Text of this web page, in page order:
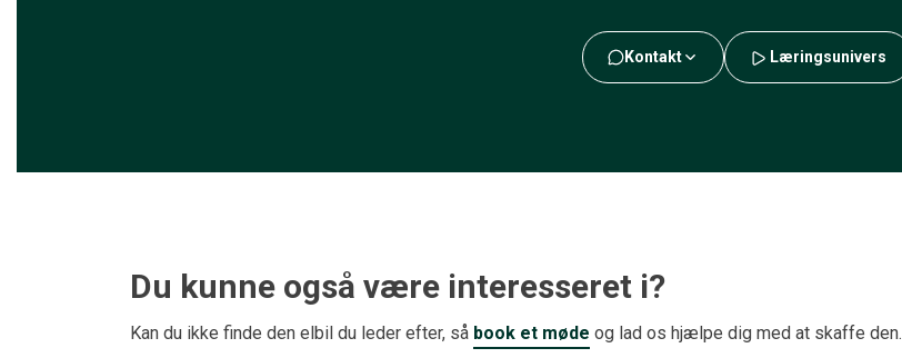
Kontakt Læringsunivers
Du kunne også være interesseret i?
Kan du ikke finde den elbil du leder efter, så book et møde og lad os hjælpe dig med at skaffe den.